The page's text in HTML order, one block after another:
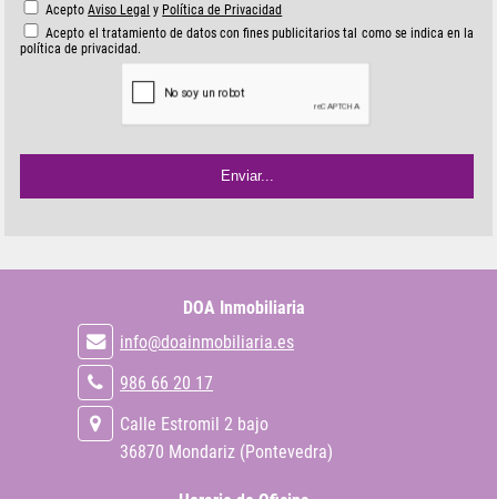
AceptoAviso Legal y Política de Privacidad
Acepto el tratamiento de datos con fines publicitarios tal como se indica en la
política de privacidad.
DOA Inmobiliaria
info@doainmobiliaria.es
986 66 20 17
Calle Estromil 2 bajo
36870 Mondariz (Pontevedra)